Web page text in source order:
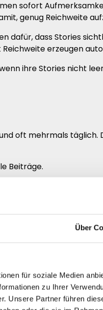
Über
für soziale Medien
zu Ihrer
Unsere Partner führen
sofort
genug Reichweite
dafür, dass Stories
erzeugen
ihre Stories nicht
oft mehrmals
Beiträge.